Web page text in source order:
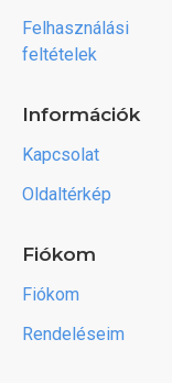
Felhasználási
feltételek
Információk
Kapcsolat
Oldaltérkép
Fiókom
Fiókom
Rendeléseim